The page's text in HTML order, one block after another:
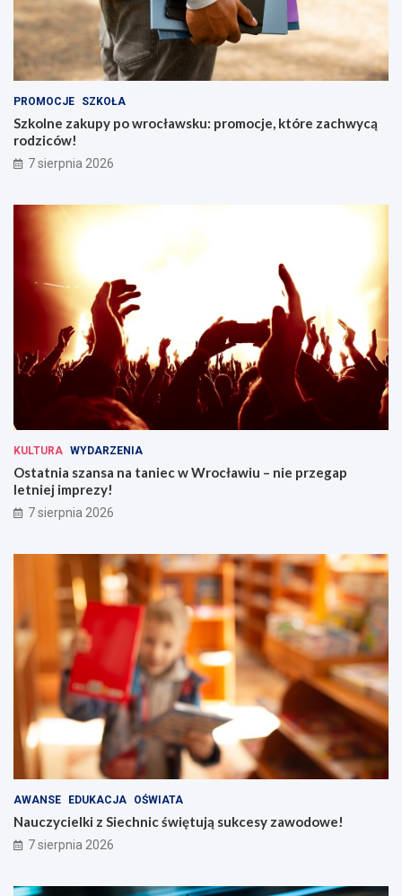
PROMOCJE SZKOŁA
Szkolne zakupy po wrocławsku: promocje, które zachwycą
rodziców!
7 sierpnia 2026
KULTURA WYDARZENIA
Ostatnia szansa na taniec w Wrocławiu – nie przegap
letniej imprezy!
7 sierpnia 2026
AWANSE EDUKACJA OŚWIATA
Nauczycielki z Siechnic świętują sukcesy zawodowe!
7 sierpnia 2026